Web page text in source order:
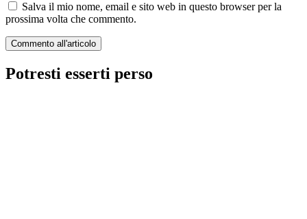
Salva il mio nome, email e sito web in questo browser per la
prossima volta che commento.
Potresti esserti perso